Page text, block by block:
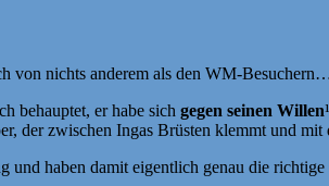
von nichts anderem als den WM-
behauptet, er habe sich gegen seinen Willen
der zwischen Ingas Brüsten klemmt und
haben damit eigentlich genau die